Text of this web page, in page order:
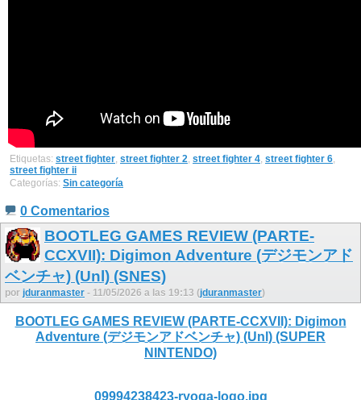
Etiquetas: street fighter, street fighter 2, street fighter 4, street fighter 6,
street fighter ii
Categorías: Sin categoría
0 Comentarios
BOOTLEG GAMES REVIEW (PARTE-
CCXVII): Digimon Adventure (デジモンアド
ベンチャ) (Unl) (SNES)
por jduranmaster - 11/05/2026 a las 19:13 (jduranmaster)
BOOTLEG GAMES REVIEW (PARTE-CCXVII): Digimon
Adventure (デジモンアドベンチャ) (Unl) (SUPER
NINTENDO)
09994238423-ryoga-logo.jpg